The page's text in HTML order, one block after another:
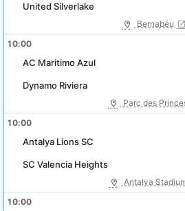
United Silverlake
Bernabéu
10:00
AC Maritimo Azul
Dynamo Riviera
Parc des
10:00
Antalya Lions SC
SC Valencia Heights
Antalya
10:00